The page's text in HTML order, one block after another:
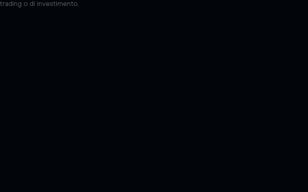
o di investimento.